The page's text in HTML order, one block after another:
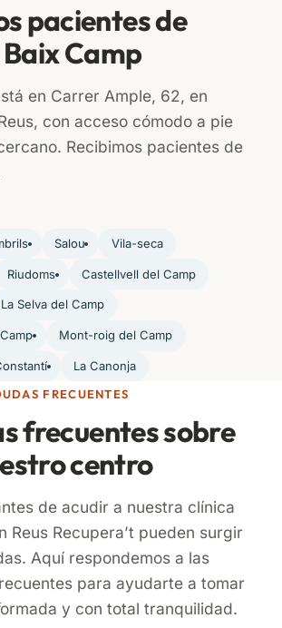
pacientes de
Baix Camp
en Carrer Ample, 62, en
con acceso cómodo a pie
Recibimos pacientes de
Salou Vila-seca
Riudoms Castellvell del Camp
La Selva del Camp
Mont-roig del Camp
La Canonja
FRECUENTES
frecuentes sobre
centro
de acudir a nuestra clínica
Reus Recupera’t pueden surgir
Aquí respondemos a las
para ayudarte a tomar
y con total tranquilidad.